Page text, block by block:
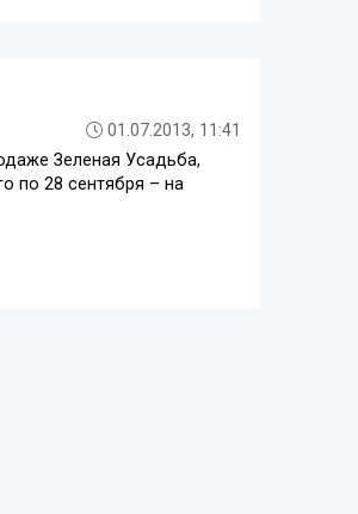
01.07.2013, 11:41
Зеленая Усадьба,
по 28 сентября – на